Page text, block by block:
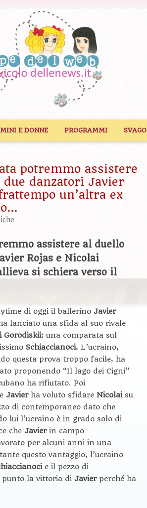
E DONNE PROGRAMMI SVAGO
potremmo assistere
danzatori Javier
un’altra ex
assistere al duello
Rojas e Nicolai
si schiera verso il
di oggi il ballerino Javier
lanciato una sfida al suo rivale
Gorodiskii: una comparata sul
Schiaccianoci. L’ucraino,
questa prova troppo facile, ha
proponendo “Il lago dei Cigni”
ha rifiutato. Poi
Javier ha voluto sfidare Nicolai su
di contemporaneo dato che
lui l’ucraino è in grado solo di
che Javier in campo
per alcuni anni in una
questo vantaggio, l’ucraino
e il pezzo di
punto la vittoria di Javier perché ha